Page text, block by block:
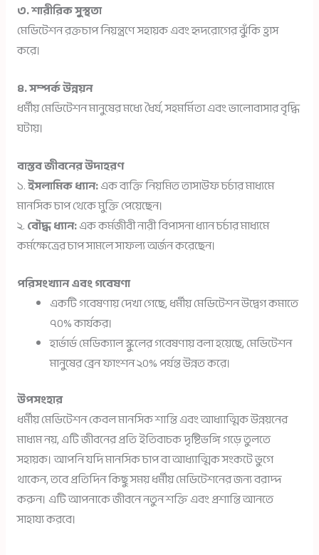
৩. শারীরিক সুস্থতা
মেডিটেশন রক্তচাপ নিয়ন্ত্রণে সহায়ক এবং হৃদরোগের ঝুঁকি হ্রাস
করে।
৪. সম্পর্ক উন্নয়ন
ধর্মীয় মেডিটেশন মানুষের মধ্যে ধৈর্য, সহমর্মিতা এবং ভালোবাসার বৃদ্ধি
ঘটায়।
বাস্তব জীবনের উদাহরণ
১.ইসলামিক ধ্যান:এক ব্যক্তি নিয়মিত তাসাউফ চর্চার মাধ্যমে
মানসিক চাপ থেকে মুক্তি পেয়েছেন।
২.বৌদ্ধ ধ্যান:এক কর্মজীবী নারী বিপাসনা ধ্যান চর্চার মাধ্যমে
কর্মক্ষেত্রের চাপ সামলে সাফল্য অর্জন করেছেন।
পরিসংখ্যান এবং গবেষণা
একটি গবেষণায় দেখা গেছে, ধর্মীয় মেডিটেশন উদ্বেগ কমাতে
৭০% কার্যকর।
হার্ভার্ড মেডিক্যাল স্কুলের গবেষণায় বলা হয়েছে, মেডিটেশন
মানুষের ব্রেন ফাংশন ২০% পর্যন্ত উন্নত করে।
উপসংহার
ধর্মীয় মেডিটেশন কেবল মানসিক শান্তি এবং আধ্যাত্মিক উন্নয়নের
মাধ্যম নয়, এটি জীবনের প্রতি ইতিবাচক দৃষ্টিভঙ্গি গড়ে তুলতে
সহায়ক। আপনি যদি মানসিক চাপ বা আধ্যাত্মিক সংকটে ভুগে
থাকেন, তবে প্রতিদিন কিছু সময় ধর্মীয় মেডিটেশনের জন্য বরাদ্দ
করুন। এটি আপনাকে জীবনে নতুন শক্তি এবং প্রশান্তি আনতে
সাহায্য করবে।